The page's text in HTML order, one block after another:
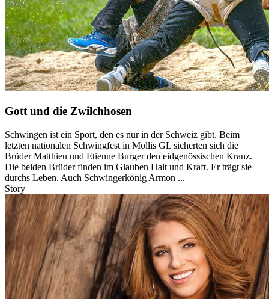
Gott und die Zwilchhosen
Schwingen ist ein Sport, den es nur in der Schweiz gibt. Beim
letzten nationalen Schwingfest in Mollis GL sicherten sich die
Brüder Matthieu und Etienne Burger den eidgenössischen Kranz.
Die beiden Brüder finden im Glauben Halt und Kraft. Er trägt sie
durchs Leben. Auch Schwingerkönig Armon ...
Story